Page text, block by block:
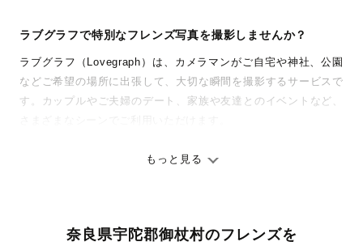
ラブグラフで特別なフレンズ写真を撮影しませんか？
ラブグラフ（Lovegraph）は、カメラマンがご自宅や神社、公園
などご希望の場所に出張して、大切な瞬間を撮影するサービスで
す。カップルやご夫婦のデート、家族や友達とのイベントなど、
ありのままの空気感を大切に、何十年経っても見返したくなるよ
料金は全国どこでも一律。わかりやすく安心の価格設定です。オ
もっと見る
奈良県宇陀郡御杖村のフレンズを